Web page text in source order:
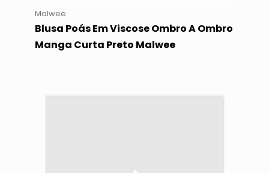
Malwee
Blusa Poás Em Viscose Ombro A Ombro
Manga Curta Preto Malwee